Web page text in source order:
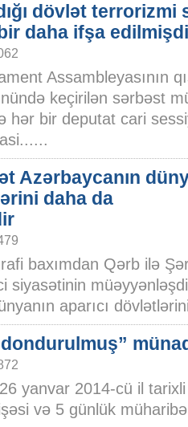
dövlət terrorizmi
daha ifşa
Assambleyasının
keçirilən sərbəst
hər bir deputat cari
Azərbaycanın
daha da
baxımdan Qərb ilə
siyasətinin
aparıcı
2014-cü il tarixli
və 5 günlük